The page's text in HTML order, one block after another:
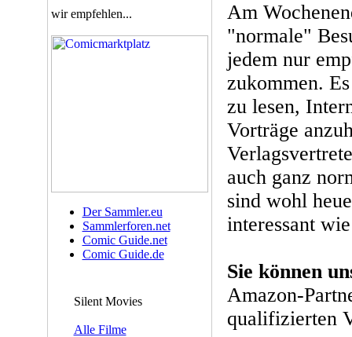
wir empfehlen...
Der Sammler.eu
Sammlerforen.net
Comic Guide.net
Comic Guide.de
Silent Movies
Alle Filme
Am
"normale"
jedem nur
zukommen.
zu lesen,
Vorträge
auch ganz
sind wohl
interessant
Sie können
Amazon-
qualifizierten